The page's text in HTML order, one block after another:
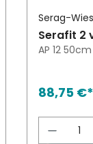
oder
den
Serag-
Serafit 2
AP 12 50cm
88,75 €*